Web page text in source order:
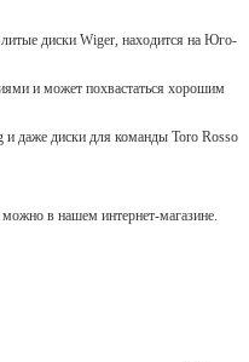
диски Wiger, находится на Юго-
и может похвастаться хорошим
и даже диски для команды Toro Rosso
в нашем интернет-магазине.